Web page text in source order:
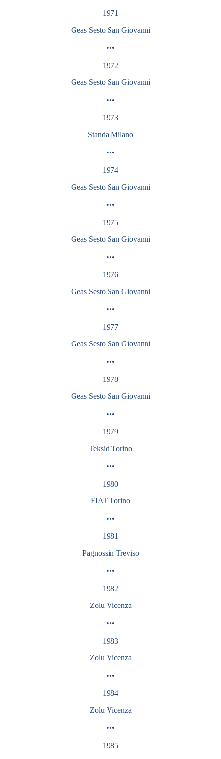
1971
Geas Sesto San Giovanni
•••
1972
Geas Sesto San Giovanni
•••
1973
Standa Milano
•••
1974
Geas Sesto San Giovanni
•••
1975
Geas Sesto San Giovanni
•••
1976
Geas Sesto San Giovanni
•••
1977
Geas Sesto San Giovanni
•••
1978
Geas Sesto San Giovanni
•••
1979
Teksid Torino
•••
1980
FIAT Torino
•••
1981
Pagnossin Treviso
•••
1982
Zolu Vicenza
•••
1983
Zolu Vicenza
•••
1984
Zolu Vicenza
•••
1985